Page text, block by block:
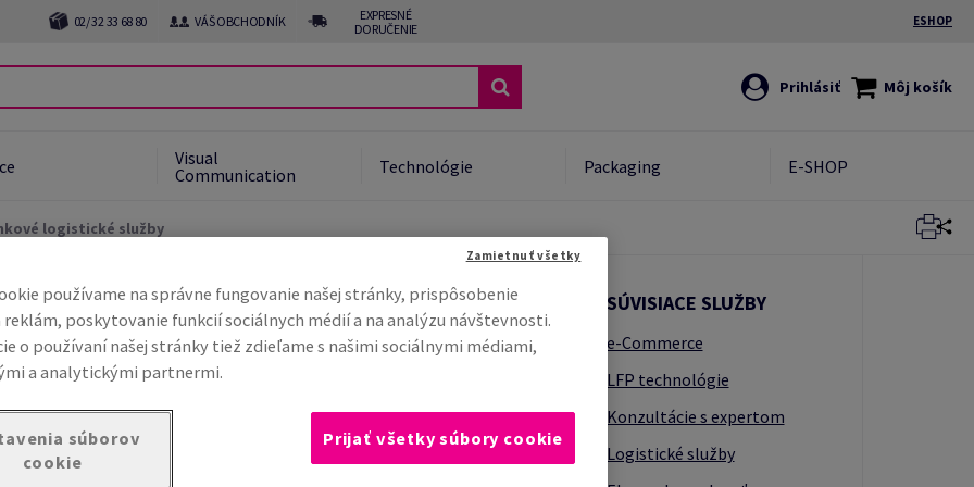
02/ 32 33 68 80 VÁŠ OBCHODNÍK
EXPRESNÉ
DORUČENIE
ESHOP
Prihlásiť Môj košík
Visual
Communication
Technológie Packaging E-SHOP
logistické služby
služby
situáciami, robíme maximum pre to,
riešenia.
SÚVISIACE SLUŽBY
e-Commerce
LFP technológie
Konzultácie s expertom
Logistické služby
používame na správne fungovanie našej stránky, prispôsobenie
reklám, poskytovanie funkcií sociálnych médií a na analýzu návštevnosti.
o používaní našej stránky tiež zdieľame s našimi sociálnymi médiami,
a analytickými partnermi.
súborov
cookie
Zamietnuť všetky
Prijať všetky súbory cookie